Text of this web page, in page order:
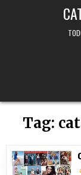
Tag: